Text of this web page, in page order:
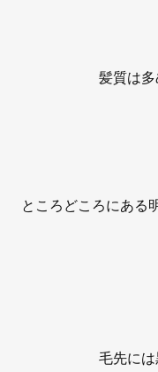
髪質は
ところどころにある
毛先に